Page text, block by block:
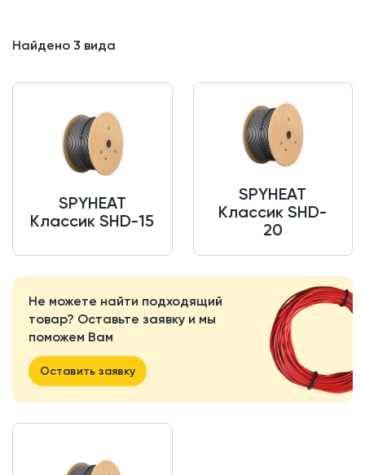
Найдено 3 вида
SPYHEAT
Классик SHD-15
SPYHEAT
Классик SHD-
20
Не можете найти подходящий
товар? Оставьте заявку и мы
поможем Вам
Оставить заявку